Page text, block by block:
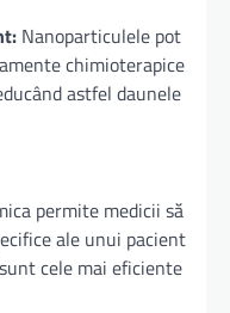
Nanoparticulele pot
chimioterapice
astfel daunele
permite medicii să
ale unui pacient
cele mai eficiente